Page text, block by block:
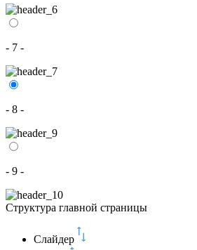
- 7 -
- 8 -
- 9 -
Структура главной страницы
Слайдер